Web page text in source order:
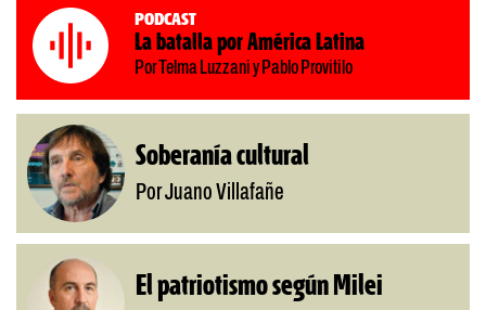
Podcast
La batalla por América Latina
Por Telma Luzzani y Pablo Provitilo
Soberanía cultural
Por Juano Villafañe
El patriotismo según Milei